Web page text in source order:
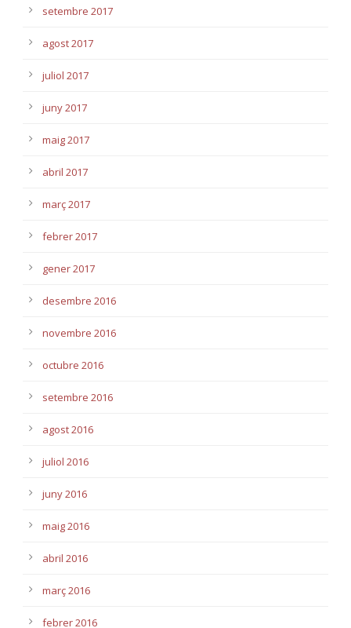
setembre 2017
agost 2017
juliol 2017
juny 2017
maig 2017
abril 2017
març 2017
febrer 2017
gener 2017
desembre 2016
novembre 2016
octubre 2016
setembre 2016
agost 2016
juliol 2016
juny 2016
maig 2016
abril 2016
març 2016
febrer 2016